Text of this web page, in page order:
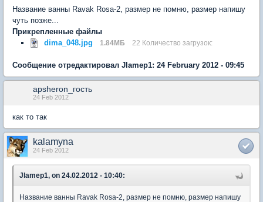
Название ванны Ravak Rosa-2, размер не помню, размер напишу
чуть позже...
Прикрепленные файлы
dima_048.jpg
1.84МБ 22 Количество загрузок:
Сообщение отредактировал Jlamep1: 24 February 2012 - 09:45
apsheron_гость
24 Feb 2012
как то так
kalamyna
24 Feb 2012
Jlamep1, on 24.02.2012 - 10:40:
Название ванны Ravak Rosa-2, размер не помню, размер напишу